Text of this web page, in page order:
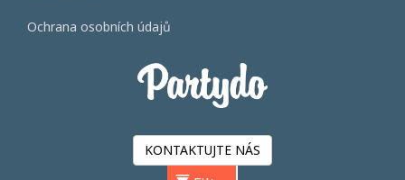
Ochrana osobních údajů
KONTAKTUJTE NÁS